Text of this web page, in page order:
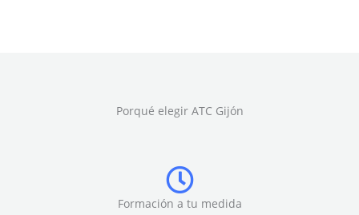
Porqué elegir ATC Gijón
Formación a tu medida